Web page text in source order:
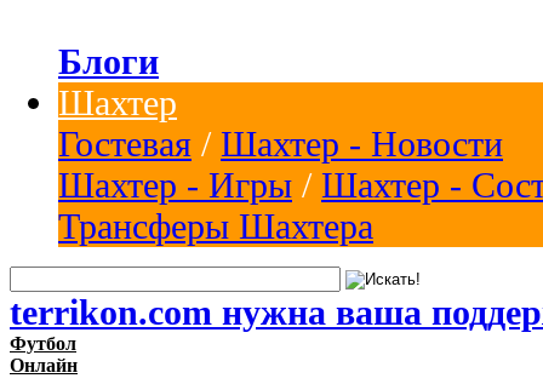
Блоги
Шахтер
Гостевая / Шахтер - Новости
Шахтер - Игры / Шахтер -
Трансферы Шахтера
terrikon.com нужна ваша
Футбол
Онлайн